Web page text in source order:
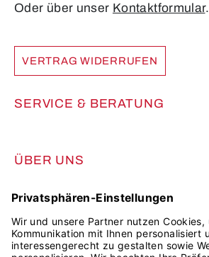
Oder über unser Kontaktformular.
VERTRAG WIDERRUFEN
SERVICE & BERATUNG
ÜBER UNS
FOLGE UNS